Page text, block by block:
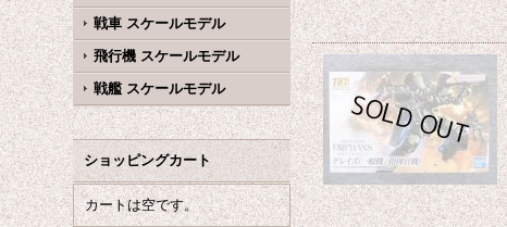
戦車 スケールモデル
飛行機 スケールモデル
戦艦 スケールモデル
ショッピングカート
カートは空です。